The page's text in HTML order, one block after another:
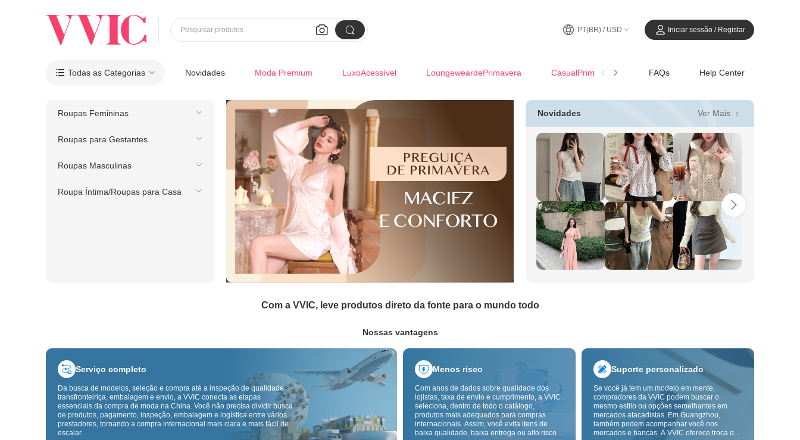
 
Pesquisar produtos PT(BR) / USD Iniciar sessão / Registar
 Todas as Categorias Novidades Moda Premium LuxoAcessível LoungeweardePrimavera CasualPrimavera-Verão FAQs Help Center
Roupas Femininas
Roupas para Gestantes
Roupas Masculinas
Roupa Íntima/Roupas para Casa
Novidades Ver Mais 
Com a VVIC, leve produtos direto da fonte para o mundo todo
Nossas vantagens
Serviço completo
Da busca de modelos, seleção e compra até a inspeção de qualidade
transfronteiriça, embalagem e envio, a VVIC conecta as etapas
essenciais da compra de moda na China. Você não precisa dividir busca
de produtos, pagamento, inspeção, embalagem e logística entre vários
prestadores, tornando a compra internacional mais clara e mais fácil de
escalar.
Menos risco
Com anos de dados sobre qualidade dos
lojistas, taxa de envio e cumprimento, a VVIC
seleciona, dentro de todo o catálogo,
produtos mais adequados para compras
internacionais. Assim, você evita itens de
baixa qualidade, baixa entrega ou alto risco,
Suporte personalizado
Se você já tem um modelo em mente,
compradores da VVIC podem buscar o
mesmo estilo ou opções semelhantes em
mercados atacadistas. Em Guangzhou,
também podem acompanhar você nos
mercados e bancas. A VVIC oferece troca de